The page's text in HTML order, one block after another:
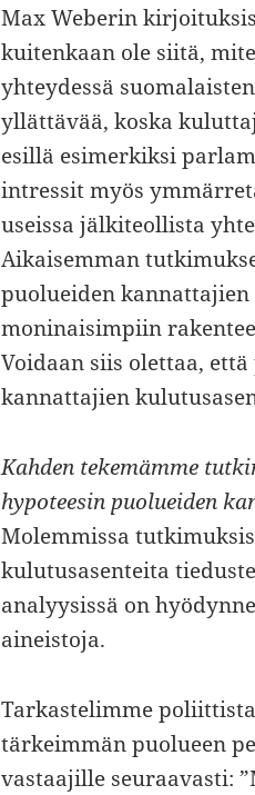
Max Weberin
kuitenkaan ole siitä,
yhteydessä
yllättävää, koska
esillä esimerkiksi
intressit myös
useissa jälkiteollista
Aikaisemman
puolueiden
moninaisimpiin
Voidaan siis olettaa,
kannattajien
Kahden tekemämme
hypoteesin puolueiden
Molemmissa
kulutusasenteita
analyysissä on
aineistoja.
Tarkastelimme
tärkeimmän puolueen
vastaajille seuraavasti: